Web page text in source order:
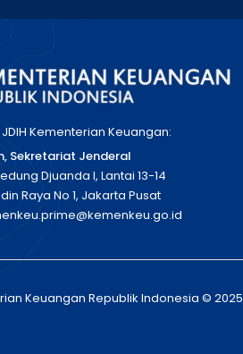
Kementerian Keuangan:
Sekretariat Jenderal
Djuanda I, Lantai 13-14
Raya No 1, Jakarta Pusat
Keuangan Republik Indonesia © 2025